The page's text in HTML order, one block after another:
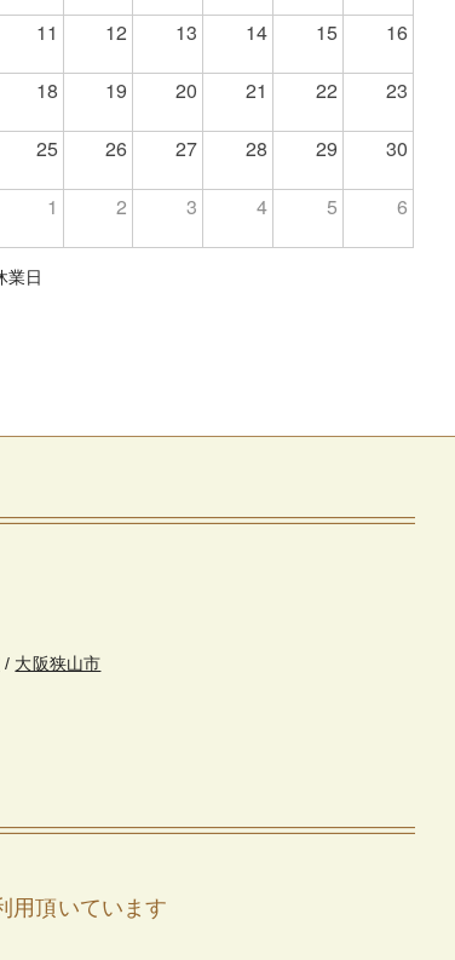
11 12 13 14 15 16
18 19 20 21 22 23
25 26 27 28 29 30
1 2 3 4 5 6
業日
/ 大阪狭山市
用頂いています